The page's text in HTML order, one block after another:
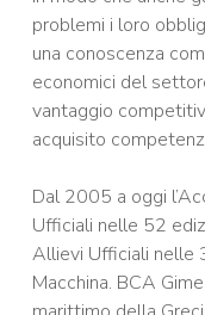
problemi i loro
una conoscenza
economici del
vantaggio
acquisito
Dal 2005 a oggi
Ufficiali nelle 52
Allievi Ufficiali nelle
Macchina. BCA